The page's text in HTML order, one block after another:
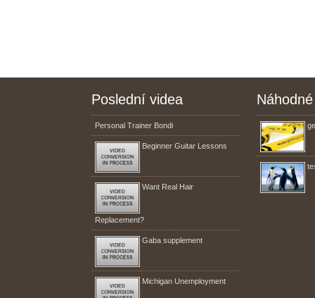
Poslední videa
Personal Trainer Bondi
Beginner Guitar Lessons
Want Real Hair
Replacement?
Gaba supplement
Michigan Unemployment